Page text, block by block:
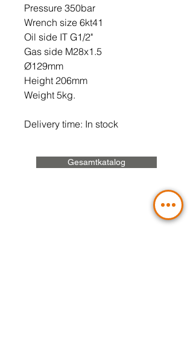
Pressure 350bar
Wrench size 6kt41
Oil side IT G1/2"
Gas side M28x1.5
Ø129mm
Height 206mm
Weight 5kg.
Delivery time: In stock
Gesamtkatalog